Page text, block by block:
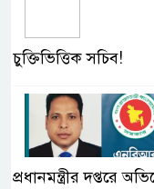
চুক্তিভিত্তিক সচিব!
প্রধানমন্ত্রীর দপ্তরে